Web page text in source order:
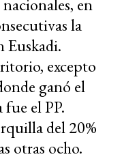
la
Euskadi.
excepto
ganó el
fue el PP.
del 20%
otras ocho.